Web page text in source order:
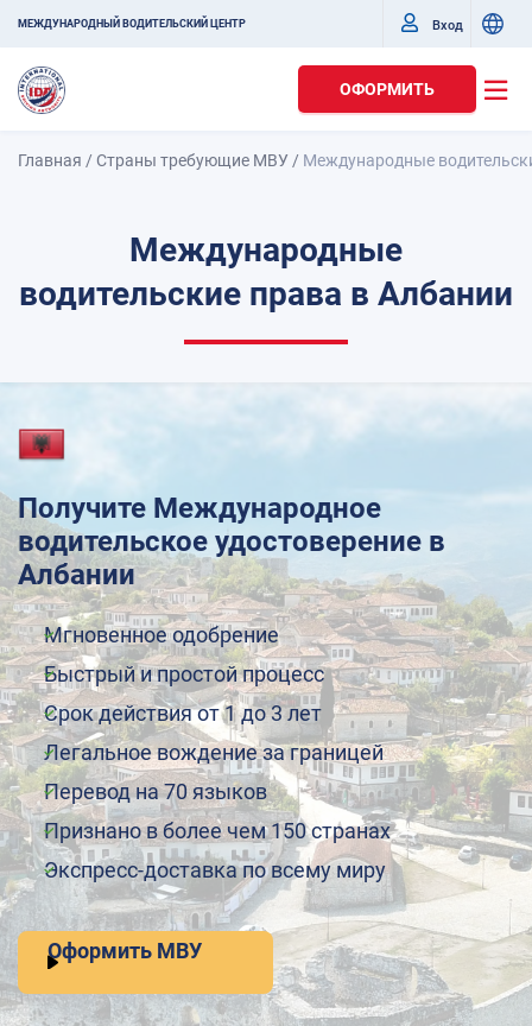
МЕЖДУНАРОДНЫЙ ВОДИТЕЛЬСКИЙ ЦЕНТР Вход
ОФОРМИТЬ
Главная /Страны требующие МВУ / Международные
Международные
водительские права в Албании
Получите Международное
водительское удостоверение в
Албании
Мгновенное одобрение
Быстрый и простой процесс
Срок действия от 1 до 3 лет
Легальное вождение за границей
Перевод на 70 языков
Признано в более чем 150 странах
Экспресс-доставка по всему миру
Оформить МВУ